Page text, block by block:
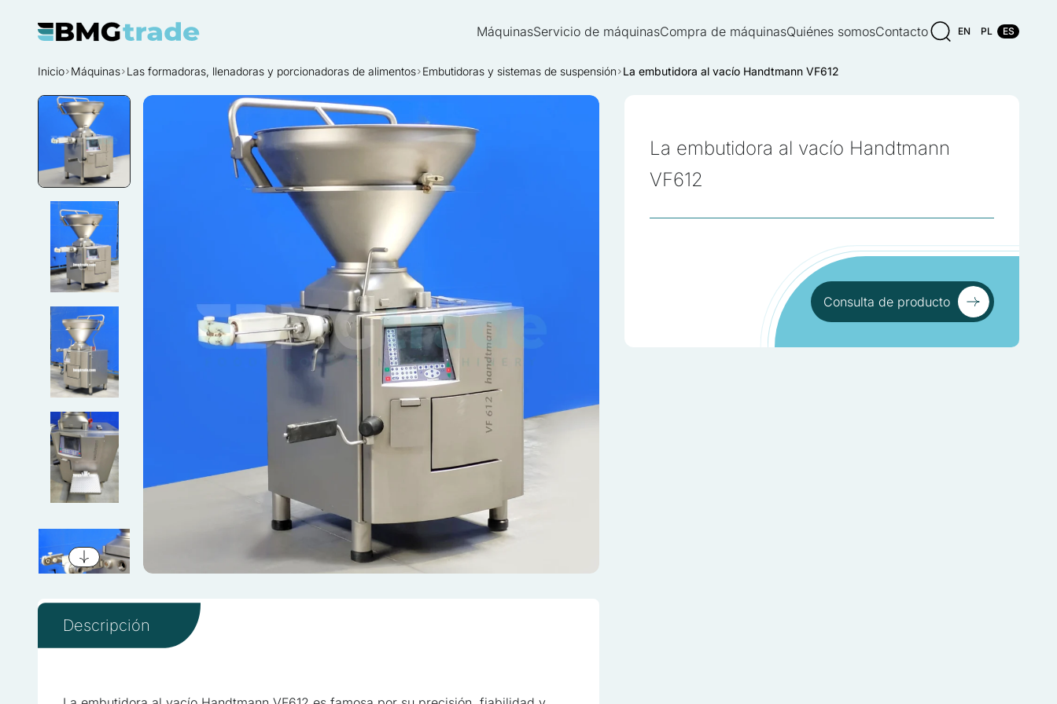
MáquinasServicio de máquinasCompra de máquinasQuiénes somosContacto EN PL ES
Inicio Máquinas Las formadoras, llenadoras y porcionadoras de alimentos Embutidoras y sistemas de suspensión La embutidora al vacío Handtmann VF612
La embutidora al vacío Handtmann
VF612
Consulta de producto
Descripción